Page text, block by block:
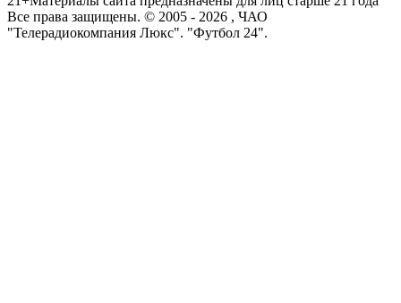
Все права защищены. © 2005 - 2026 , ЧАО
"Телерадиокомпания Люкс". "Футбол 24".